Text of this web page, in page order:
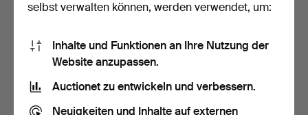
15 Gebote
14 Gebote
selbst verwalten können, werden verwendet, um:
Inhalte und Funktionen an Ihre Nutzung der
Website anzupassen.
Auctionet zu entwickeln und verbessern.
Neuigkeiten und Inhalte auf externen